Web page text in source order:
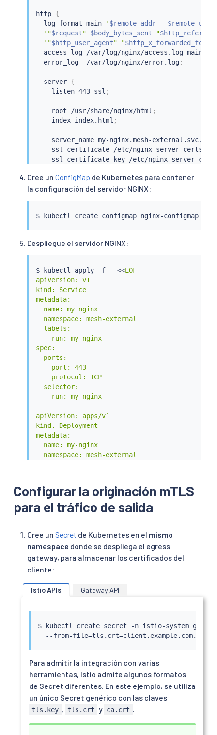
http {
  log_format main
' $remote_addr - $remote_user
'"$request" $body_bytes_sent "$http_referer
'"$http_user_agent" "$http_x_forwarded_for
  access_log /var/log/nginx/access.log main
  error_log  /var/log/nginx/error.log
;
  server
{
    listen 443 ssl
;
    root /usr/share/nginx/html
;
    index index.html
;
server_name my-nginx.mesh-
ssl_certificate /etc/nginx-server-certs/
ssl_certificate_key /etc/nginx-server-
    ssl_verify_client on
;
}
Cree un ConfigMap de Kubernetes para contener
la configuración del servidor NGINX:
$ kubectl create configmap nginx-configmap -
Despliegue el servidor NGINX:
$ kubectl apply -f - <<EOF
apiVersion: v1
kind: Service
metadata:
  name: my-nginx
  namespace: mesh-external
  labels:
    run: my-nginx
spec:
  ports:
  - port: 443
    protocol: TCP
  selector:
    run: my-nginx
---
apiVersion: apps/v1
kind: Deployment
metadata:
  name: my-nginx
  namespace: mesh-external
      run: my-nginx
  replicas: 1
  template:
      labels:
    spec:
      containers:
      - name: my-nginx
        ports:
          mountPath: /etc/nginx
          readOnly: true
          readOnly: true
        - name: nginx-ca-certs
          mountPath: /etc/nginx-ca-certs
          readOnly: true
      volumes:
        configMap:
Configurar la originación mTLS
para el tráfico de salida
Cree un Secret de Kubernetes en el mismo
namespace donde se despliega el egress
gateway, para almacenar los certificados del
cliente:
Istio APIs Gateway API
$ kubectl
create secret -n istio-system
  --from-file
=tls.crt=client.example.com.crt
Para admitir la integración con varias
herramientas, Istio admite algunos formatos
de Secret diferentes. En este ejemplo, se utiliza
un único Secret genérico con las claves
tls.key , tls.crt y ca.crt .